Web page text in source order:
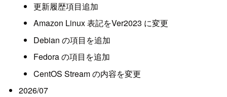
更新履歴項目追加
Amazon Linux 表記をVer2023 に変更
Debian の項目を追加
Fedora の項目を追加
CentOS Stream の内容を変更
2026/07